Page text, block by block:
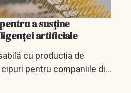
a susține
artificiale
cu producția de
pentru companiile din
din toată lumea